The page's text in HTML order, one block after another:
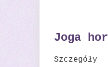
Joga
Szczegóły